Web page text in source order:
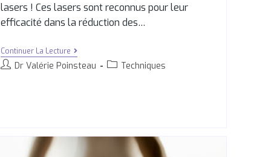
lasers ! Ces lasers sont reconnus pour leur
efficacité dans la réduction des…
Continuer La Lecture
Dr Valérie Poinsteau Techniques